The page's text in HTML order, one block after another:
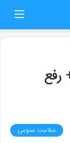
سلامت عمومی